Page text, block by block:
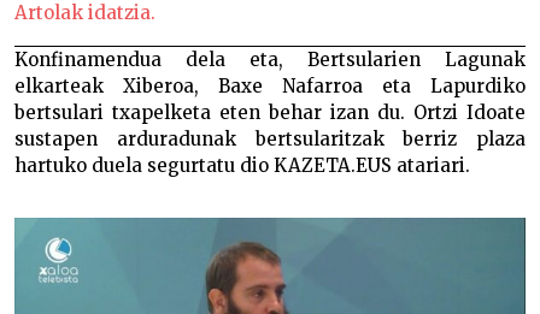
Artolak idatzia.
Konfinamendua dela eta, Bertsularien Lagunak
elkarteak Xiberoa, Baxe Nafarroa eta Lapurdiko
bertsulari txapelketa eten behar izan du. Ortzi Idoate
sustapen arduradunak bertsularitzak berriz plaza
hartuko duela segurtatu dio KAZETA.EUS atariari.